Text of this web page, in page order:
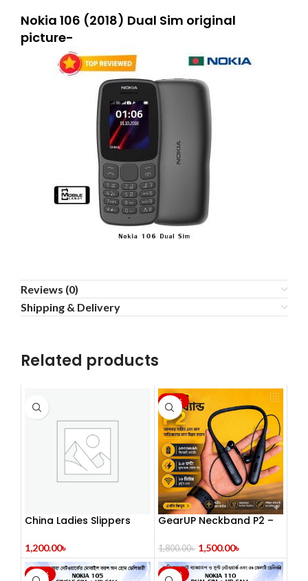
Nokia 106 (2018) Dual Sim original
picture-
Reviews (0)
Shipping & Delivery
Related products
China Ladies Slippers
1,200.00৳
-17%
GearUP Neckband P2 –
1,800.00৳ 1,500.00৳
-25% -28%